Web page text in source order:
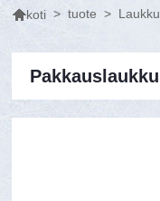
koti > tuote > Laukku
Pakkauslaukku